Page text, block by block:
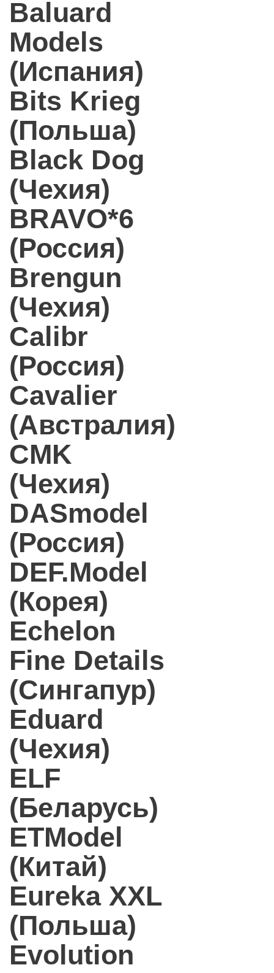
Baluard
Models
(Испания)
Bits Krieg
(Польша)
Black Dog
(Чехия)
BRAVO*6
(Россия)
Brengun
(Чехия)
Calibr
(Россия)
Cavalier
(Австралия)
CMK
(Чехия)
DASmodel
(Россия)
DEF.Model
(Корея)
Echelon
Fine Details
(Сингапур)
Eduard
(Чехия)
ELF
(Беларусь)
ETModel
(Китай)
Eureka XXL
(Польша)
Evolution